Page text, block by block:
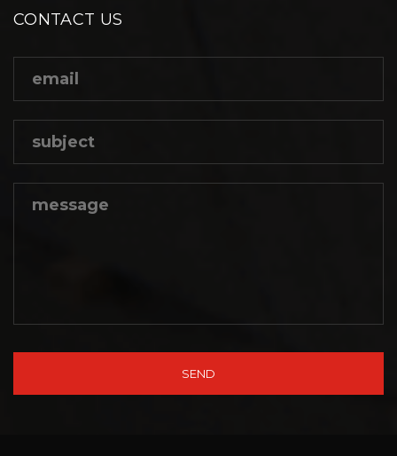
CONTACT US